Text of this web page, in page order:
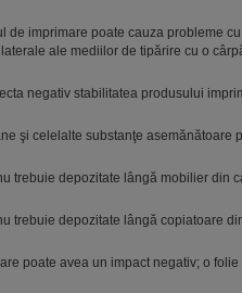
de imprimare poate cauza probleme
ale mediilor de tipărire cu o
negativ stabilitatea produsului
şi celelalte substanţe
trebuie depozitate lângă mobilier din
trebuie depozitate lângă copiatoare
poate avea un impact negativ; o